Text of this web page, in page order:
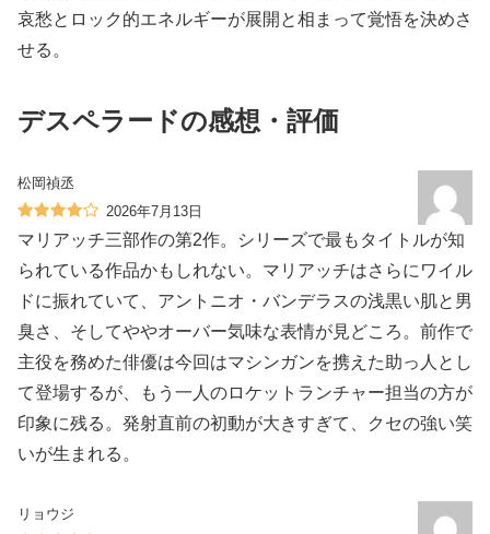
哀愁とロック的エネルギーが展開と相まって覚悟を決めさ
せる。
デスペラードの感想・評価
松岡禎丞
2026年7月13日
マリアッチ三部作の第2作。シリーズで最もタイトルが知
られている作品かもしれない。マリアッチはさらにワイル
ドに振れていて、アントニオ・バンデラスの浅黒い肌と男
臭さ、そしてややオーバー気味な表情が見どころ。前作で
主役を務めた俳優は今回はマシンガンを携えた助っ人とし
て登場するが、もう一人のロケットランチャー担当の方が
印象に残る。発射直前の初動が大きすぎて、クセの強い笑
いが生まれる。
リョウジ